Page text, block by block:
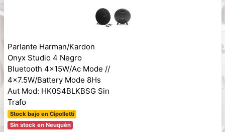
Parlante Harman/Kardon
Onyx Studio 4 Negro
Bluetooth 4x15W/Ac Mode //
4x7.5W/Battery Mode 8Hs
Aut Mod: HK0S4BLKBSG Sin
Trafo
Stock bajo en Cipolletti
Sin stock en Neuquén